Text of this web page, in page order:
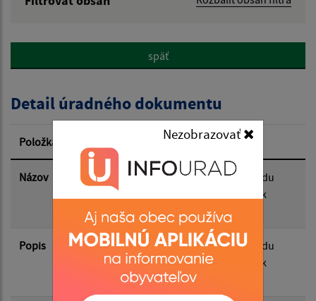
Nezobrazovať
Popis:
Dátum zverejnenia od:
Dátum zverejnenia do:
Filtrovať
späť
Detail úradného dokumentu
Položka
Názov
Zámer predaja majetku obce z dôvodu
hodného osobitného zreteľa - Hudák
Zoltán
Popis
Zámer predaja majetku obce z dôvodu
hodného osobitného zreteľa - Hudák
Zoltán